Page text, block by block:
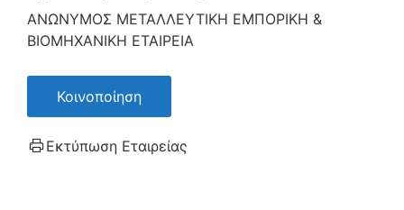
ΑΝΩΝΥΜΟΣ ΜΕΤΑΛΛΕΥΤΙΚΗ ΕΜΠΟΡΙΚΗ &
ΒΙΟΜΗΧΑΝΙΚΗ ΕΤΑΙΡΕΙΑ
Κοινοποίηση
Εκτύπωση Εταιρείας